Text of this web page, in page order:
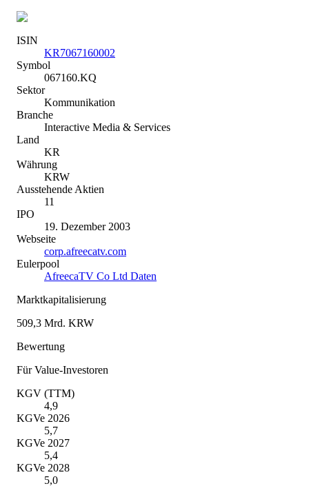
ISIN
KR7067160002
Symbol
067160.KQ
Sektor
Kommunikation
Branche
Interactive Media & Services
Land
KR
Währung
KRW
Ausstehende Aktien
11
IPO
19. Dezember 2003
Webseite
corp.afreecatv.com
Eulerpool
AfreecaTV Co Ltd Daten
Marktkapitalisierung
509,3 Mrd. KRW
Bewertung
Für Value-Investoren
KGV (TTM)
4,9
KGVe 2026
5,7
KGVe 2027
5,4
KGVe 2028
5,0